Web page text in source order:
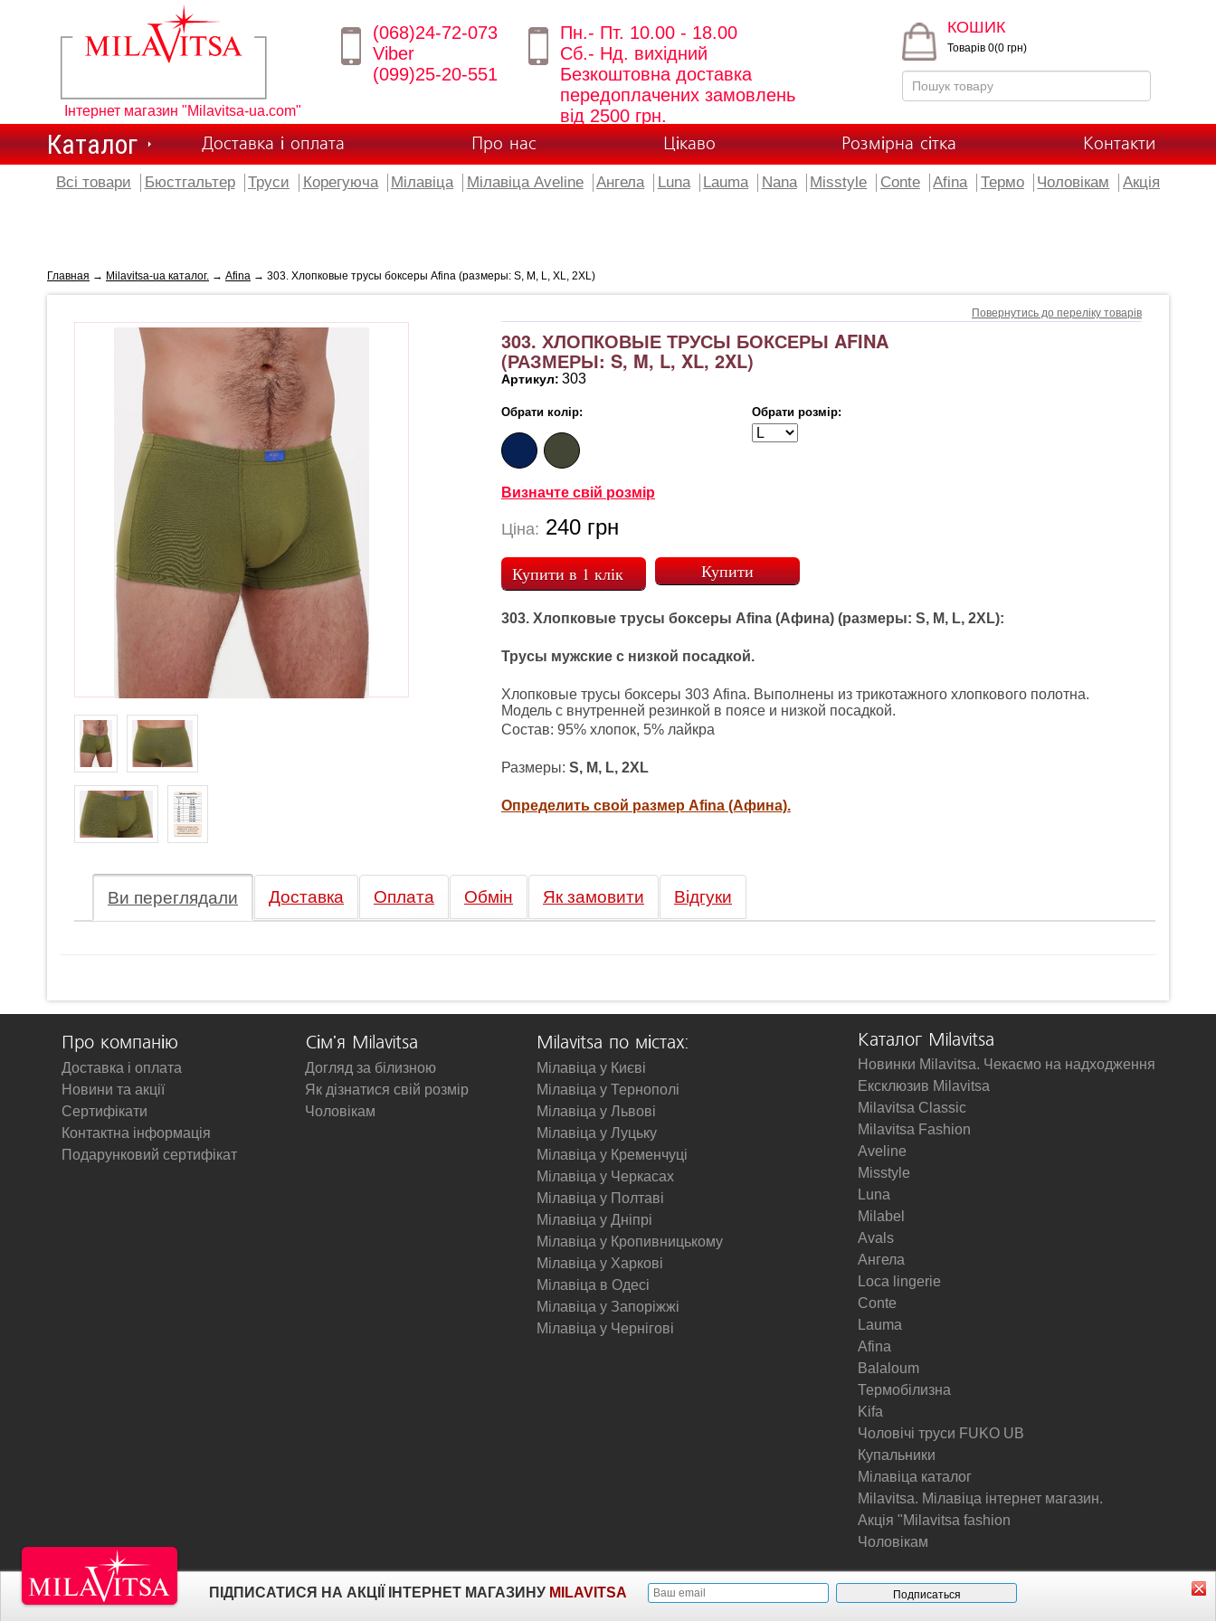
Інтернет магазин "Milavitsa-ua.com"
(068)24-72-073
Viber
(099)25-20-551
Пн.- Пт. 10.00 - 18.00
Сб.- Нд. вихідний
Безкоштовна доставка
передоплачених замовлень
від 2500 грн.
КОШИК
Товарів 0(0 грн)
Каталог Доставка і оплата Про нас Цікаво Розмірна сітка Контакти
Всі товари Бюстгальтер Труси Корегуюча Мілавіца Мілавіца Aveline Ангела Luna Lauma Nana Misstyle Conte Afina Термо Чоловікам Акція
Главная → Milavitsa-ua каталог. → Afina → 303. Хлопковые трусы боксеры Afina (размеры: S, M, L, XL, 2XL)
Повернутись до переліку товарів
303. ХЛОПКОВЫЕ ТРУСЫ БОКСЕРЫ AFINA
(РАЗМЕРЫ: S, M, L, XL, 2XL)
Артикул: 303
Обрати колір: Обрати розмір:
Визначте свій розмір
Ціна: 240 грн
Купити в 1 клік
303. Хлопковые трусы боксеры Afina (Афина) (размеры: S, M, L, 2XL):
Трусы мужские с низкой посадкой.
Хлопковые трусы боксеры 303 Afina. Выполнены из трикотажного хлопкового полотна.
Модель с внутренней резинкой в поясе и низкой посадкой.
Состав: 95% хлопок, 5% лайкра
Размеры: S, M, L, 2XL
Определить свой размер Afina (Афина).
Ви переглядали Доставка Оплата Обмін Як замовити Відгуки
Про компанію
Доставка і оплата
Новини та акції
Сертифікати
Контактна інформація
Подарунковий сертифікат
Сім'я Milavitsa
Догляд за білизною
Як дізнатися свій розмір
Чоловікам
Milavitsa по містах:
Мілавіца у Києві
Мілавіца у Тернополі
Мілавіца у Львові
Мілавіца у Луцьку
Мілавіца у Кременчуці
Мілавіца у Черкасах
Мілавіца у Полтаві
Мілавіца у Дніпрі
Мілавіца у Кропивницькому
Мілавіца у Харкові
Мілавіца в Одесі
Мілавіца у Запоріжжі
Мілавіца у Чернігові
Каталог Milavitsa
Новинки Milavitsa. Чекаємо на надходження
Ексклюзив Milavitsa
Milavitsa Classic
Milavitsa Fashion
Aveline
Misstyle
Luna
Milabel
Avals
Ангела
Loca lingerie
Conte
Lauma
Afina
Balaloum
Термобілизна
Kifa
Чоловічі труси FUKO UB
Купальники
Мілавіца каталог
Milavitsa. Мілавіца інтернет магазин.
Акція "Milavitsa fashion
Чоловікам
ПІДПИСАТИСЯ НА АКЦІЇ ІНТЕРНЕТ МАГАЗИНУ MILAVITSA
© Milavitsa.